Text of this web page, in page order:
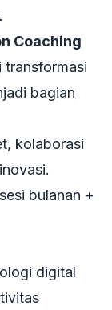
Coaching
transformasi
bagian
kolaborasi
bulanan +
digital